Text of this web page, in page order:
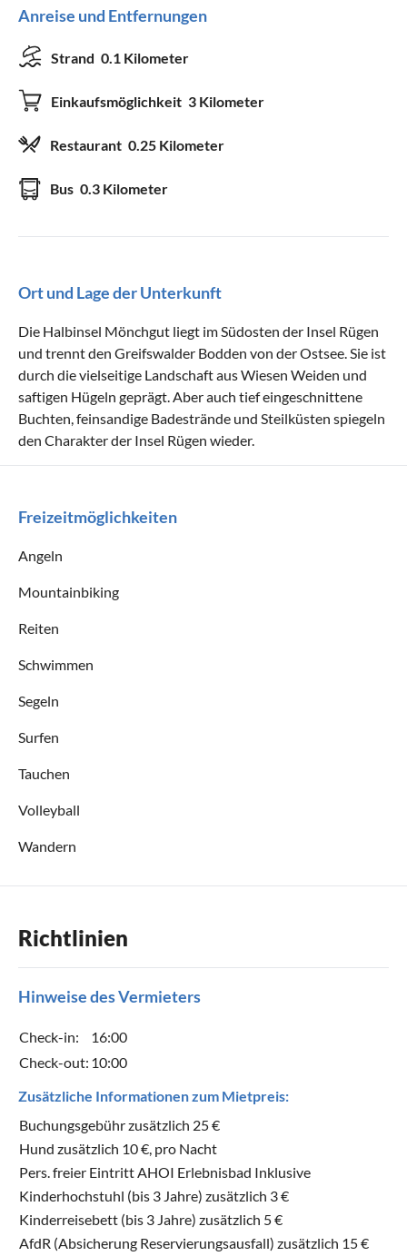
Anreise und Entfernungen
Strand 0.1 Kilometer
Einkaufsmöglichkeit 3 Kilometer
Restaurant 0.25 Kilometer
Bus 0.3 Kilometer
Ort und Lage der Unterkunft
Die Halbinsel Mönchgut liegt im Südosten der Insel Rügen
und trennt den Greifswalder Bodden von der Ostsee. Sie ist
durch die vielseitige Landschaft aus Wiesen Weiden und
saftigen Hügeln geprägt. Aber auch tief eingeschnittene
Buchten, feinsandige Badestrände und Steilküsten spiegeln
den Charakter der Insel Rügen wieder.
Freizeitmöglichkeiten
Angeln
Mountainbiking
Reiten
Schwimmen
Segeln
Surfen
Tauchen
Volleyball
Wandern
Richtlinien
Hinweise des Vermieters
Check-in:
16:00
Check-out: 10:00
Zusätzliche Informationen zum Mietpreis:
Buchungsgebühr zusätzlich 25 €
Hund zusätzlich 10 €, pro Nacht
Pers. freier Eintritt AHOI Erlebnisbad Inklusive
Kinderhochstuhl (bis 3 Jahre) zusätzlich 3 €
Kinderreisebett (bis 3 Jahre) zusätzlich 5 €
AfdR (Absicherung Reservierungsausfall) zusätzlich 15 €